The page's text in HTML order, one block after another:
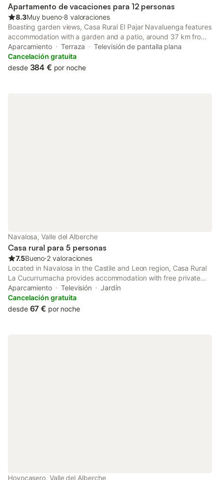
Apartamento de vacaciones para 12 personas
8.3Muy bueno⋅8 valoraciones
Boasting garden views, Casa Rural El Pajar Navaluenga features
accommodation with a garden and a patio, around 37 km from
Torreón de los Guzmanes. Guests can benefit from a balcony
and an outdoor fireplace.
Aparcamiento Terraza
Televisión de pantalla plana
Cancelación gratuita
desde 384 € por noche
Navalosa, Valle del Alberche
Casa rural para 5 personas
7.5Bueno⋅2 valoraciones
Located in Navalosa in the Castile and Leon region, Casa Rural
La Cucurrumacha provides accommodation with free private
parking. This country house offers a garden.
Aparcamiento Televisión
Jardín
Cancelación gratuita
desde 67 € por noche
Hoyocasero, Valle del Alberche